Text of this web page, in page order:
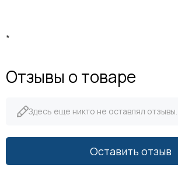
*
Отзывы о товаре
Здесь еще никто не оставлял
Оставить отзыв